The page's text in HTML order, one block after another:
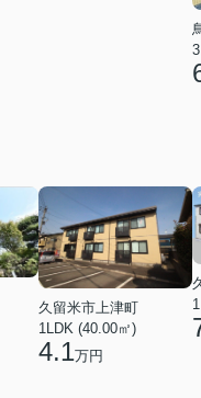
久留米市上津町
1LDK (40.00㎡)
4.1万円